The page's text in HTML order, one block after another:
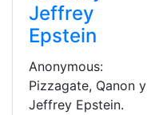
Jeffrey
Epstein
Anonymous:
Pizzagate, Qanon y
Jeffrey Epstein.